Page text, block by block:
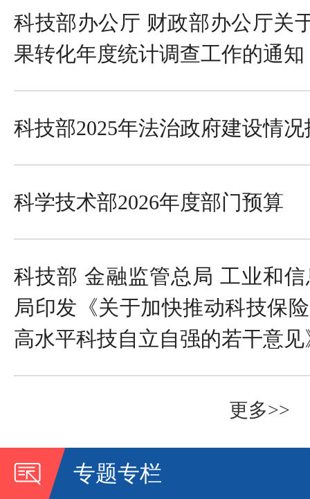
科技部办公厅 财政部办公厅关
果转化年度统计调查工作的通知
科技部2025年法治政府建设情
科学技术部2026年度部门预算
科技部 金融监管总局 工业和
局印发《关于加快推动科技保
高水平科技自立自强的若干意
更多>>
专题专栏